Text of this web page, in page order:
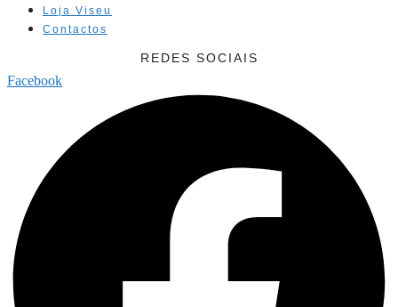
Loja Viseu
Contactos
REDES SOCIAIS
Facebook